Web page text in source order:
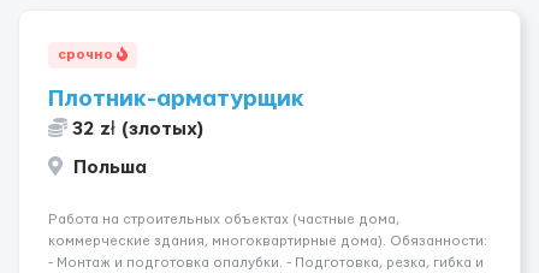
срочно
Плотник-арматурщик
32 zł (злотых)
Польша
Работа на строительных объектах (частные дома,
коммерческие здания, многоквартирные дома). Обязанности:
- Монтаж и подготовка опалубки. - Подготовка, резка, гибка и